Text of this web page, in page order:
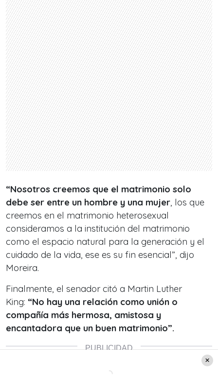
“Nosotros creemos que el matrimonio solo
debe ser entre un hombre y una mujer, los que
creemos en el matrimonio heterosexual
consideramos a la institución del matrimonio
como el espacio natural para la generación y el
cuidado de la vida, ese es su fin esencial”, dijo
Moreira.
Finalmente, el senador citó a Martin Luther
King: “No hay una relación como unión o
compañía más hermosa, amistosa y
encantadora que un buen matrimonio”.